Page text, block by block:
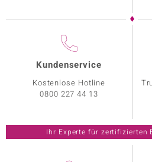
Kundenservice
Kostenlose Hotline
0800 227 44 13
Ihr Experte für zertifizierten